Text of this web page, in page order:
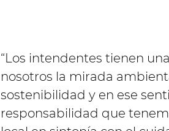
“Los intendentes tienen
nosotros la mirada
sostenibilidad y en ese
responsabilidad que